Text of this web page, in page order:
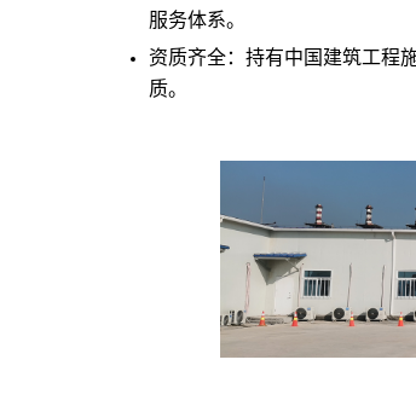
服务体系。
资质齐全：持有中国建筑工程
质。